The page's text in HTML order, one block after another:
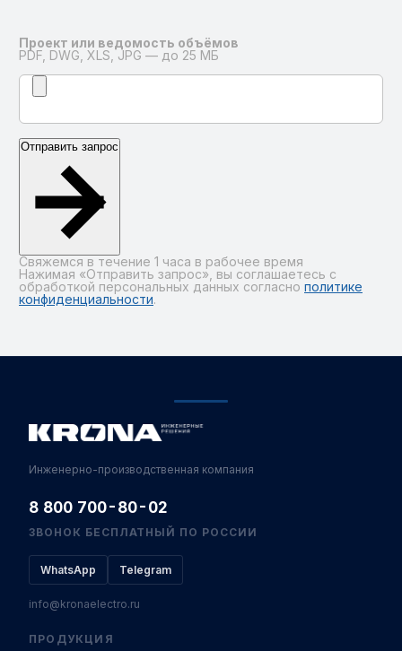
Проект или ведомость объёмов
PDF, DWG, XLS, JPG — до 25 МБ
Отправить запрос
Свяжемся в течение 1 часа в рабочее время
Нажимая «Отправить запрос», вы соглашаетесь с
обработкой персональных данных согласно политике
конфиденциальности.
Инженерно-производственная компания
8 800 700-80-02
ЗВОНОК БЕСПЛАТНЫЙ ПО РОССИИ
WhatsApp Telegram
info@kronaelectro.ru
ПРОДУКЦИЯ